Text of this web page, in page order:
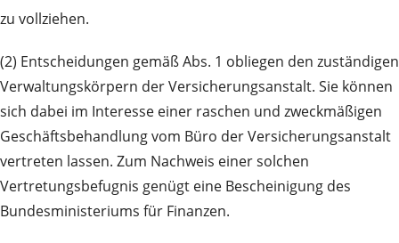
zu vollziehen.
(2) Entscheidungen gemäß Abs. 1 obliegen den zuständigen
Verwaltungskörpern der Versicherungsanstalt. Sie können
sich dabei im Interesse einer raschen und zweckmäßigen
Geschäftsbehandlung vom Büro der Versicherungsanstalt
vertreten lassen. Zum Nachweis einer solchen
Vertretungsbefugnis genügt eine Bescheinigung des
Bundesministeriums für Finanzen.